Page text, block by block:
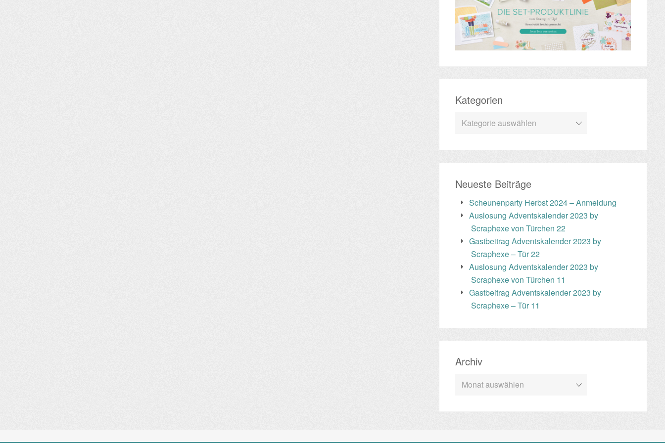
Kategorien
Kategorien
Neueste Beiträge
Scheunenparty Herbst 2024 – Anmeldung
Auslosung Adventskalender 2023 by
Scraphexe von Türchen 22
Gastbeitrag Adventskalender 2023 by
Scraphexe – Tür 22
Auslosung Adventskalender 2023 by
Scraphexe von Türchen 11
Gastbeitrag Adventskalender 2023 by
Scraphexe – Tür 11
Archiv
Archiv